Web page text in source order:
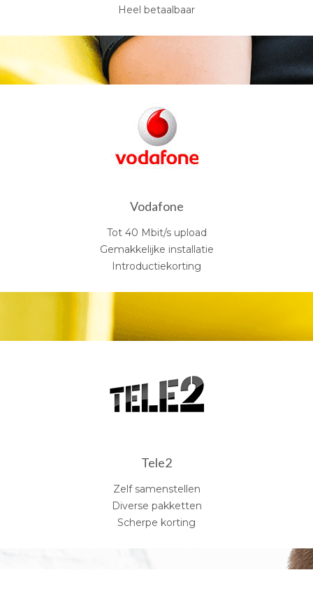
Heel betaalbaar
Vodafone
Tot 40 Mbit/s upload
Gemakkelijke installatie
Introductiekorting
Tele2
Zelf samenstellen
Diverse pakketten
Scherpe korting